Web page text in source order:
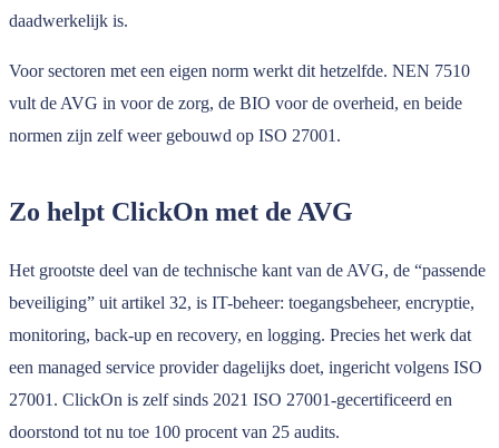
daadwerkelijk is.
Voor sectoren met een eigen norm werkt dit hetzelfde. NEN 7510
vult de AVG in voor de zorg, de BIO voor de overheid, en beide
normen zijn zelf weer gebouwd op ISO 27001.
Zo helpt ClickOn met de AVG
Het grootste deel van de technische kant van de AVG, de “passende
beveiliging” uit artikel 32, is IT-beheer: toegangsbeheer, encryptie,
monitoring, back-up en recovery, en logging. Precies het werk dat
een managed service provider dagelijks doet, ingericht volgens ISO
27001. ClickOn is zelf sinds 2021 ISO 27001-gecertificeerd en
doorstond tot nu toe 100 procent van 25 audits.